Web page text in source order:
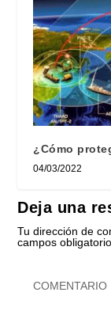
¿Cómo
04/03/2022
Deja una
Tu dirección de
campos